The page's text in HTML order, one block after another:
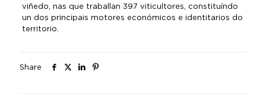
viñedo, nas que traballan 397 viticultores, constituíndo
un dos principais motores económicos e identitarios do
territorio.
Share